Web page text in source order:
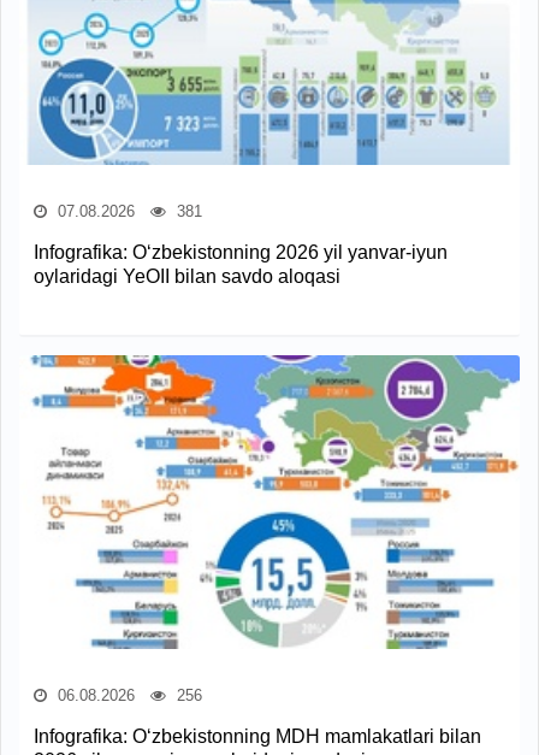
07.08.2026 381
Infografika: O‘zbekistonning 2026 yil yanvar-iyun
oylaridagi YeOII bilan savdo aloqasi
06.08.2026 256
Infografika: O‘zbekistonning MDH mamlakatlari bilan